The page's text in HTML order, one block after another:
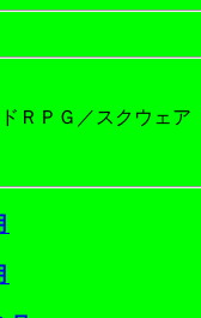
ＲＰＧ／スクウェア